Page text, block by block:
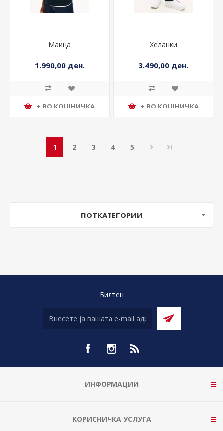
Маица
1.990,00 ден.
+ ВО КОШНИЧКА
Хеланки
3.490,00 ден.
+ ВО КОШНИЧКА
1 2 3 4 5
ПОТКАТЕГОРИИ
Билтен
ИНФОРМАЦИИ
КОРИСНИЧКА УСЛУГА